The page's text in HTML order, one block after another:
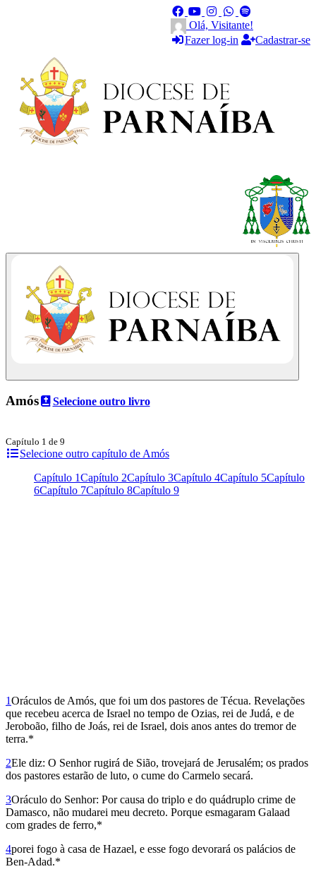
Olá, Visitante!
Fazer log-in
Cadastrar-se
Amós Selecione outro livro
Capítulo 1 de 9
Selecione outro capítulo de Amós
Capítulo 1Capítulo 2Capítulo 3Capítulo 4Capítulo 5Capítulo
6Capítulo 7Capítulo 8Capítulo 9
1Oráculos de Amós, que foi um dos pastores de Técua. Revelações
que recebeu acerca de Israel no tempo de Ozias, rei de Judá, e de
Jeroboão, filho de Joás, rei de Israel, dois anos antes do tremor de
terra.*
2Ele diz: O Senhor rugirá de Sião, trovejará de Jerusalém; os prados
dos pastores estarão de luto, o cume do Carmelo secará.
3Oráculo do Senhor: Por causa do triplo e do quádruplo crime de
Damasco, não mudarei meu decreto. Porque esmagaram Galaad
com grades de ferro,*
4porei fogo à casa de Hazael, e esse fogo devorará os palácios de
Ben-Adad.*